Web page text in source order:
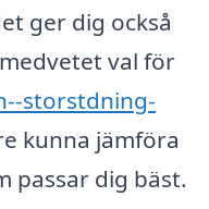
ger dig också
val för
storstdning-
kunna jämföra
passar dig bäst.